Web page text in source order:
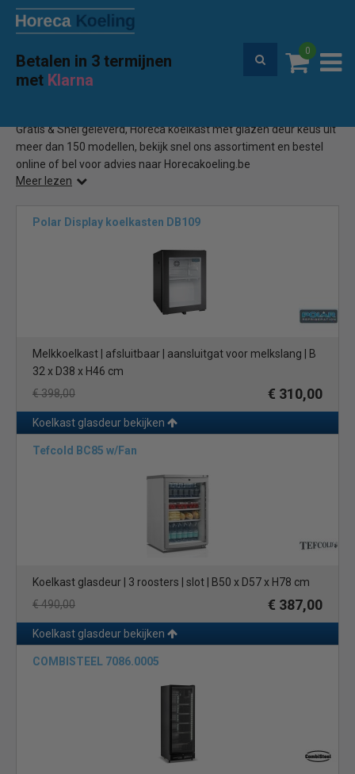
Betalen in 3 termijnen
met Klarna
0
100% prijsgarantie
Home Horeca Koelkast met glazen deur
Gratis & Snel geleverd, Horeca koelkast met glazen deur keus uit
meer dan 150 modellen, bekijk snel ons assortiment en bestel
online of bel voor advies naar Horecakoeling.be
Meer lezen
Polar Display koelkasten DB109
Melkkoelkast | afsluitbaar | aansluitgat voor melkslang | B
32 x D38 x H46 cm
€ 398,00
€ 310,00
Koelkast glasdeur bekijken
Tefcold BC85 w/Fan
Koelkast glasdeur | 3 roosters | slot | B50 x D57 x H78 cm
€ 490,00
€ 387,00
Koelkast glasdeur bekijken
COMBISTEEL 7086.0005